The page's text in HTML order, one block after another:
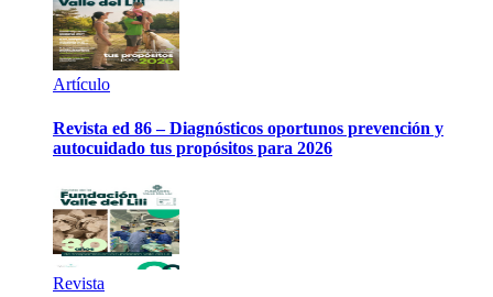
Artículo
Revista ed 86 – Diagnósticos oportunos prevención y
autocuidado tus propósitos para 2026
Revista